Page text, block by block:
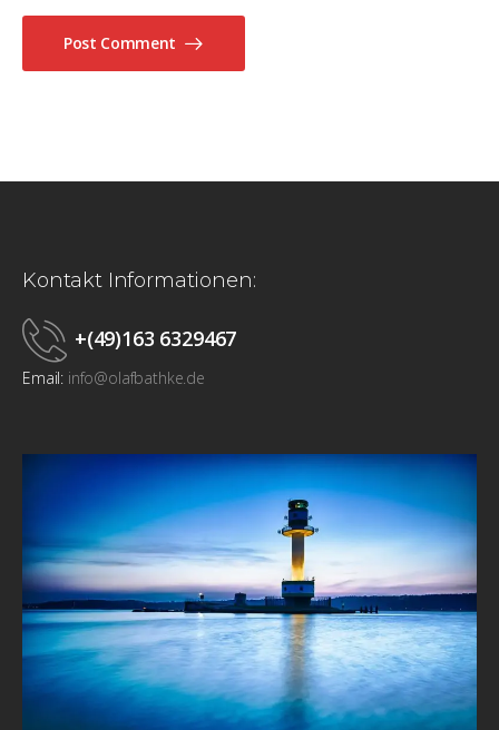
Post Comment
Kontakt Informationen:
+(49)163 6329467
Email: info@olafbathke.de